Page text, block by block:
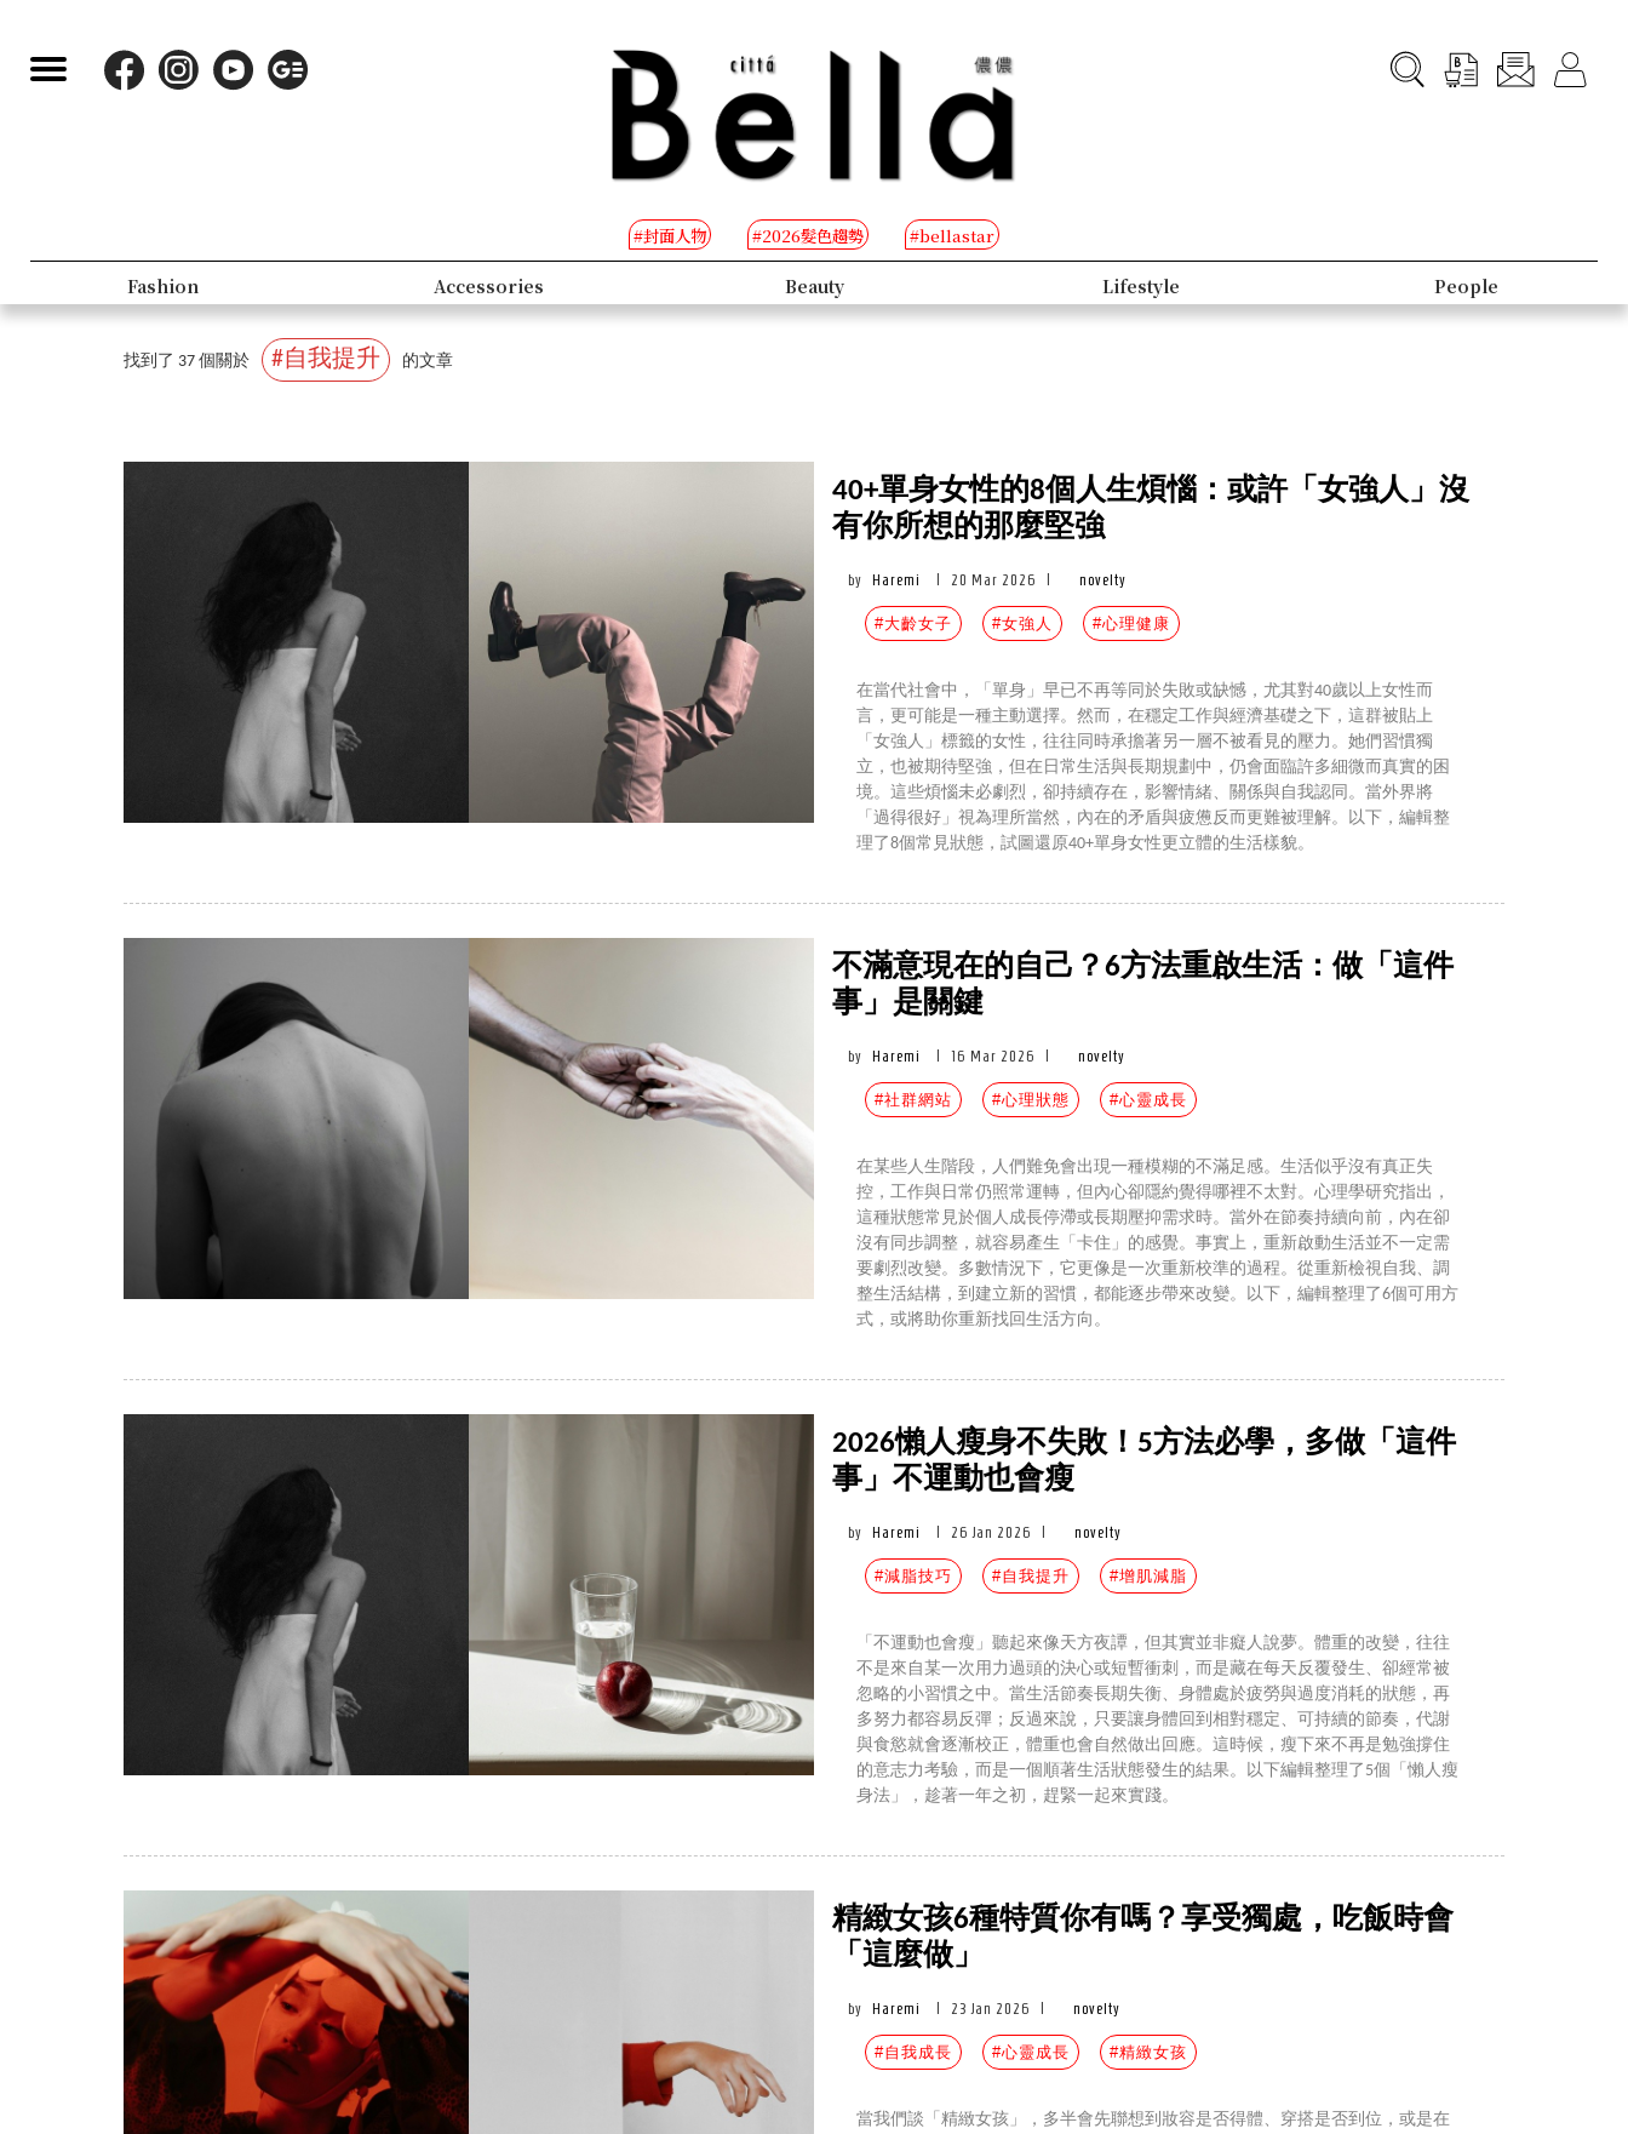
#封面人物 #2026髮色趨勢 #bellastar
Fashion Accessories Beauty Lifestyle People
找到了 37 個關於 #自我提升 的文章
40+單身女性的8個人生煩惱：或許「女強人」沒
有你所想的那麼堅強
by Haremi 20 Mar 2026 novelty
#大齡女子 #女強人 #心理健康
在當代社會中，「單身」早已不再等同於失敗或缺憾，尤其對40歲以上女性而
言，更可能是一種主動選擇。然而，在穩定工作與經濟基礎之下，這群被貼上
「女強人」標籤的女性，往往同時承擔著另一層不被看見的壓力。她們習慣獨
立，也被期待堅強，但在日常生活與長期規劃中，仍會面臨許多細微而真實的困
境。這些煩惱未必劇烈，卻持續存在，影響情緒、關係與自我認同。當外界將
「過得很好」視為理所當然，內在的矛盾與疲憊反而更難被理解。以下，編輯整
理了8個常見狀態，試圖還原40+單身女性更立體的生活樣貌。
不滿意現在的自己？6方法重啟生活：做「這件
事」是關鍵
by Haremi 16 Mar 2026 novelty
#社群網站 #心理狀態 #心靈成長
在某些人生階段，人們難免會出現一種模糊的不滿足感。生活似乎沒有真正失
控，工作與日常仍照常運轉，但內心卻隱約覺得哪裡不太對。心理學研究指出，
這種狀態常見於個人成長停滯或長期壓抑需求時。當外在節奏持續向前，內在卻
沒有同步調整，就容易產生「卡住」的感覺。事實上，重新啟動生活並不一定需
要劇烈改變。多數情況下，它更像是一次重新校準的過程。從重新檢視自我、調
整生活結構，到建立新的習慣，都能逐步帶來改變。以下，編輯整理了6個可用方
式，或將助你重新找回生活方向。
2026懶人瘦身不失敗！5方法必學，多做「這件
事」不運動也會瘦
by Haremi 26 Jan 2026 novelty
#減脂技巧 #自我提升 #增肌減脂
「不運動也會瘦」聽起來像天方夜譚，但其實並非癡人說夢。體重的改變，往往
不是來自某一次用力過頭的決心或短暫衝刺，而是藏在每天反覆發生、卻經常被
忽略的小習慣之中。當生活節奏長期失衡、身體處於疲勞與過度消耗的狀態，再
多努力都容易反彈；反過來說，只要讓身體回到相對穩定、可持續的節奏，代謝
與食慾就會逐漸校正，體重也會自然做出回應。這時候，瘦下來不再是勉強撐住
的意志力考驗，而是一個順著生活狀態發生的結果。以下編輯整理了5個「懶人瘦
身法」，趁著一年之初，趕緊一起來實踐。
精緻女孩6種特質你有嗎？享受獨處，吃飯時會
「這麼做」
by Haremi 23 Jan 2026 novelty
#自我成長 #心靈成長 #精緻女孩
當我們談「精緻女孩」，多半會先聯想到妝容是否得體、穿搭是否到位，或是在